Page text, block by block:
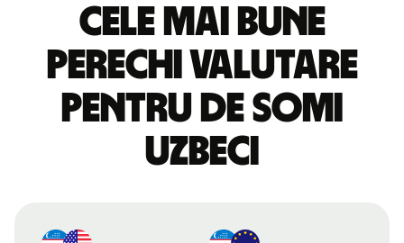
Cele mai bune
perechi valutare
pentru de somi
uzbeci